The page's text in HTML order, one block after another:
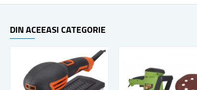
DIN ACEEASI CATEGORIE